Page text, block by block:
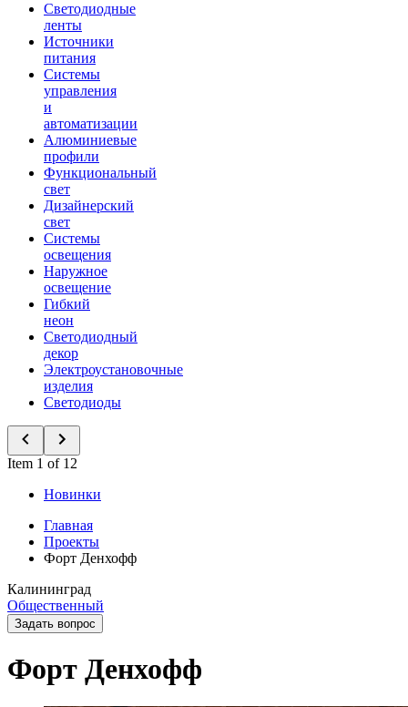
Светодиодные
ленты
Источники
питания
Системы
управления
и
автоматизации
Алюминиевые
профили
Функциональный
свет
Дизайнерский
свет
Системы
освещения
Наружное
освещение
Гибкий
неон
Светодиодный
декор
Электроустановочные
изделия
Светодиоды
Item 1 of 12
Новинки
Главная
Проекты
Форт Денхофф
Калининград
Общественный
Задать вопрос
Форт Денхофф